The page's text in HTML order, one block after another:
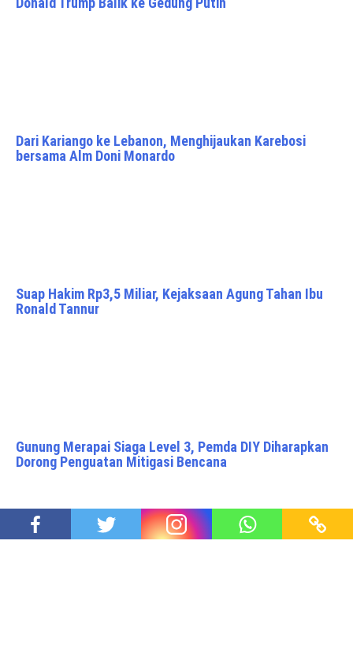
Dari Kariango ke Lebanon, Menghijaukan Karebosi
bersama Alm Doni Monardo
Suap Hakim Rp3,5 Miliar, Kejaksaan Agung Tahan Ibu
Ronald Tannur
Gunung Merapai Siaga Level 3, Pemda DIY Diharapkan
Dorong Penguatan Mitigasi Bencana